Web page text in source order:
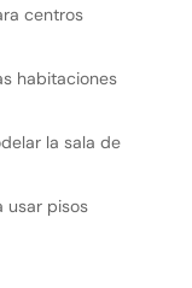
centros
habitaciones
la sala de
usar pisos